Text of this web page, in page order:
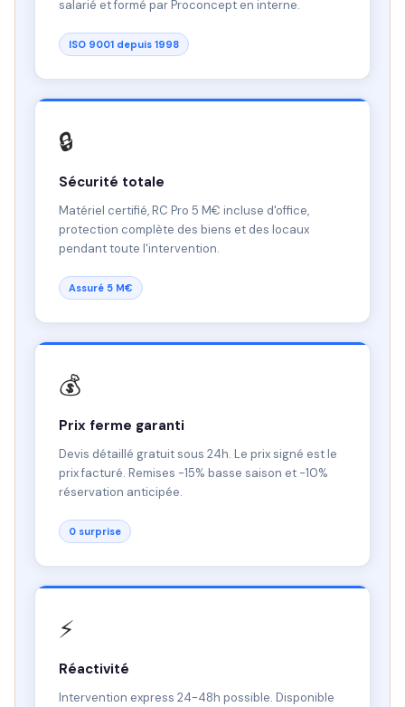
salarié et formé par Proconcept en interne.
ISO 9001 depuis 1998
🔒
Sécurité totale
Matériel certifié, RC Pro 5 M€ incluse d'office,
protection complète des biens et des locaux
pendant toute l'intervention.
Assuré 5 M€
💰
Prix ferme garanti
Devis détaillé gratuit sous 24h. Le prix signé est le
prix facturé. Remises -15% basse saison et -10%
réservation anticipée.
0 surprise
⚡
Réactivité
Intervention express 24-48h possible. Disponible